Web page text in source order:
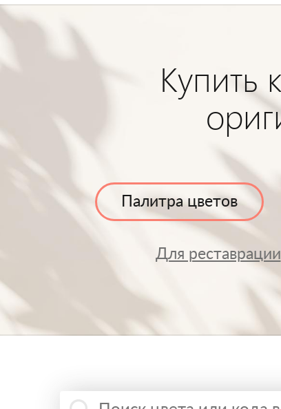
Купить
Палитра цветов
Для реставрации